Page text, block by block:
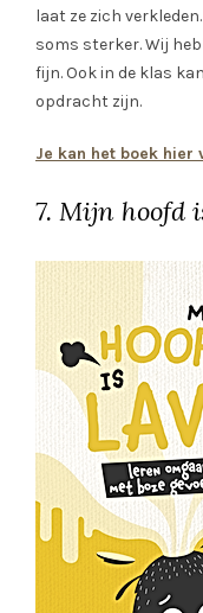
laat ze zich
soms sterker. Wij
fijn. Ook in de klas
opdracht zijn.
Je kan het boek hier
7. Mijn hoofd